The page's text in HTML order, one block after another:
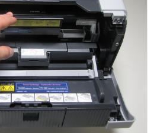
Отмена Оставить комментарий